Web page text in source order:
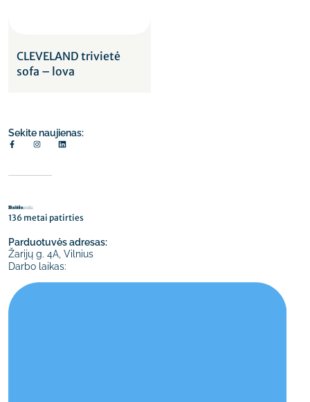
CLEVELAND trivietė
sofa – lova
Sekite naujienas:
136 metai patirties
Parduotuvės adresas:
Žarijų g. 4A, Vilnius
Darbo laikas: